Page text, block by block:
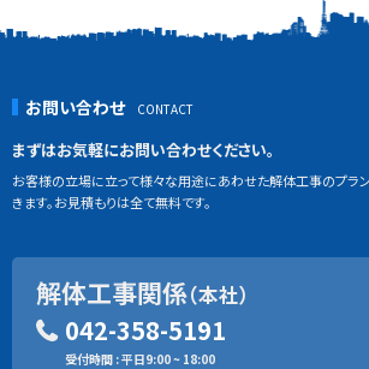
お問い合わせ
まずはお気軽にお問い合わせください。
お客様の立場に立って様々な用途にあわせた解体工事のプラ
きます。お見積もりは全て無料です。
解体工事関係（本社）
042-358-5191
受付時間 : 平日9:00 ~ 18:00